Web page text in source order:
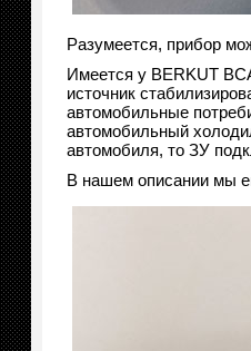
Разумеется, прибор
Имеется у BERKUT
источник
автомобильные
автомобильный
автомобиля, то ЗУ
В нашем описании мы